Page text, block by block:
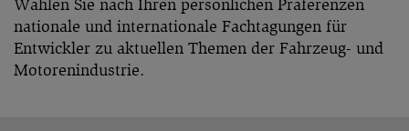
Wählen Sie nach Ihren persönlichen Präferenzen
nationale und internationale Fachtagungen für
Entwickler zu aktuellen Themen der Fahrzeug- und
Motorenindustrie.